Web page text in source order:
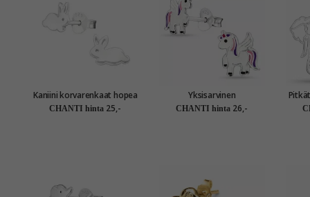
Kaniini korvarenkaat hopea
- Little Ones
CHANTI hinta 25,-
Yksisarvinen
nappikorvakorut hopea -
CHANTI hinta 26,-